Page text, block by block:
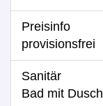
Preisinfo
provisionsfrei
Sanitär
Bad mit